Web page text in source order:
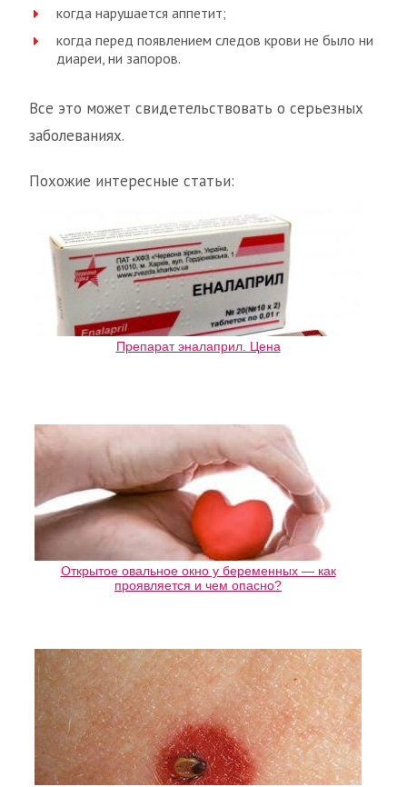
когда нарушается аппетит;
когда перед появлением следов крови не было ни
диареи, ни запоров.
Все это может свидетельствовать о серьезных
заболеваниях.
Похожие интересные статьи:
Препарат эналаприл. Цена
Открытое овальное окно у беременных — как
проявляется и чем опасно?